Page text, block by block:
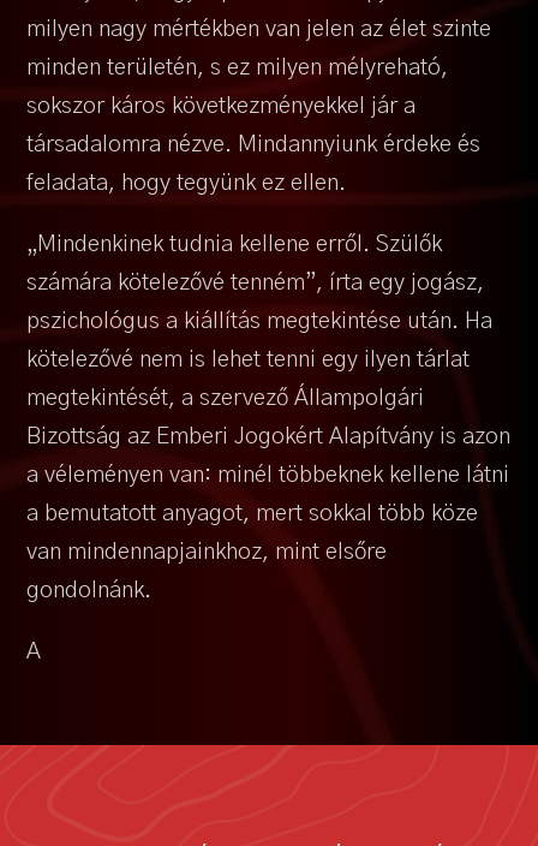
milyen nagy mértékben van jelen az élet szinte
minden területén, s ez milyen mélyreható,
sokszor káros következményekkel jár a
társadalomra nézve. Mindannyiunk érdeke és
feladata, hogy tegyünk ez ellen.
„Mindenkinek tudnia kellene erről. Szülők
számára kötelezővé tenném”, írta egy jogász,
pszichológus a kiállítás megtekintése után. Ha
kötelezővé nem is lehet tenni egy ilyen tárlat
megtekintését, a szervező Állampolgári
Bizottság az Emberi Jogokért Alapítvány is azon
a véleményen van: minél többeknek kellene látni
a bemutatott anyagot, mert sokkal több köze
van mindennapjainkhoz, mint elsőre
gondolnánk.
A